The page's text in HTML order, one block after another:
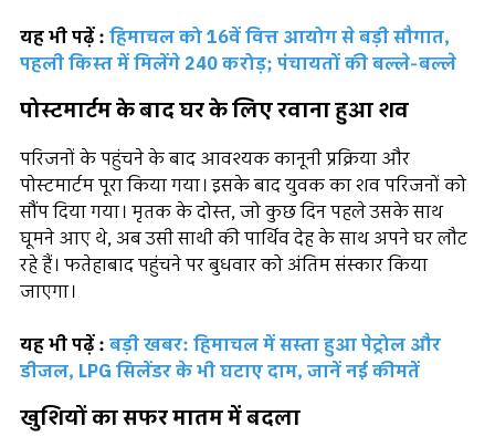
यह भी पढ़ें : हिमाचल को 16वें वित्त आयोग से बड़ी सौगात,
पहली किस्त में मिलेंगे 240 करोड़; पंचायतों की बल्ले-बल्ले
पोस्टमार्टम के बाद घर के लिए रवाना हुआ शव
परिजनों के पहुंचने के बाद आवश्यक कानूनी प्रक्रिया और
पोस्टमार्टम पूरा किया गया। इसके बाद युवक का शव परिजनों को
सौंप दिया गया। मृतक के दोस्त, जो कुछ दिन पहले उसके साथ
घूमने आए थे, अब उसी साथी की पार्थिव देह के साथ अपने घर लौट
रहे हैं। फतेहाबाद पहुंचने पर बुधवार को अंतिम संस्कार किया
जाएगा।
यह भी पढ़ें : बड़ी खबर: हिमाचल में सस्ता हुआ पेट्रोल और
डीजल, LPG सिलेंडर के भी घटाए दाम, जानें नई कीमतें
खुशियों का सफर मातम में बदला